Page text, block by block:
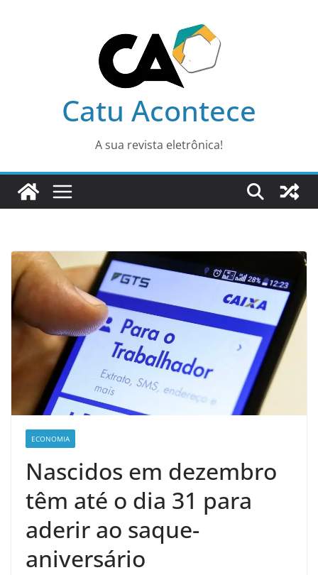
Catu Acontece
A sua revista eletrônica!
ECONOMIA
Nascidos em dezembro
têm até o dia 31 para
aderir ao saque-
aniversário